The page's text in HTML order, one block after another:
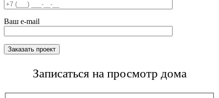
Ваш e-mail
Записаться на просмотр дома